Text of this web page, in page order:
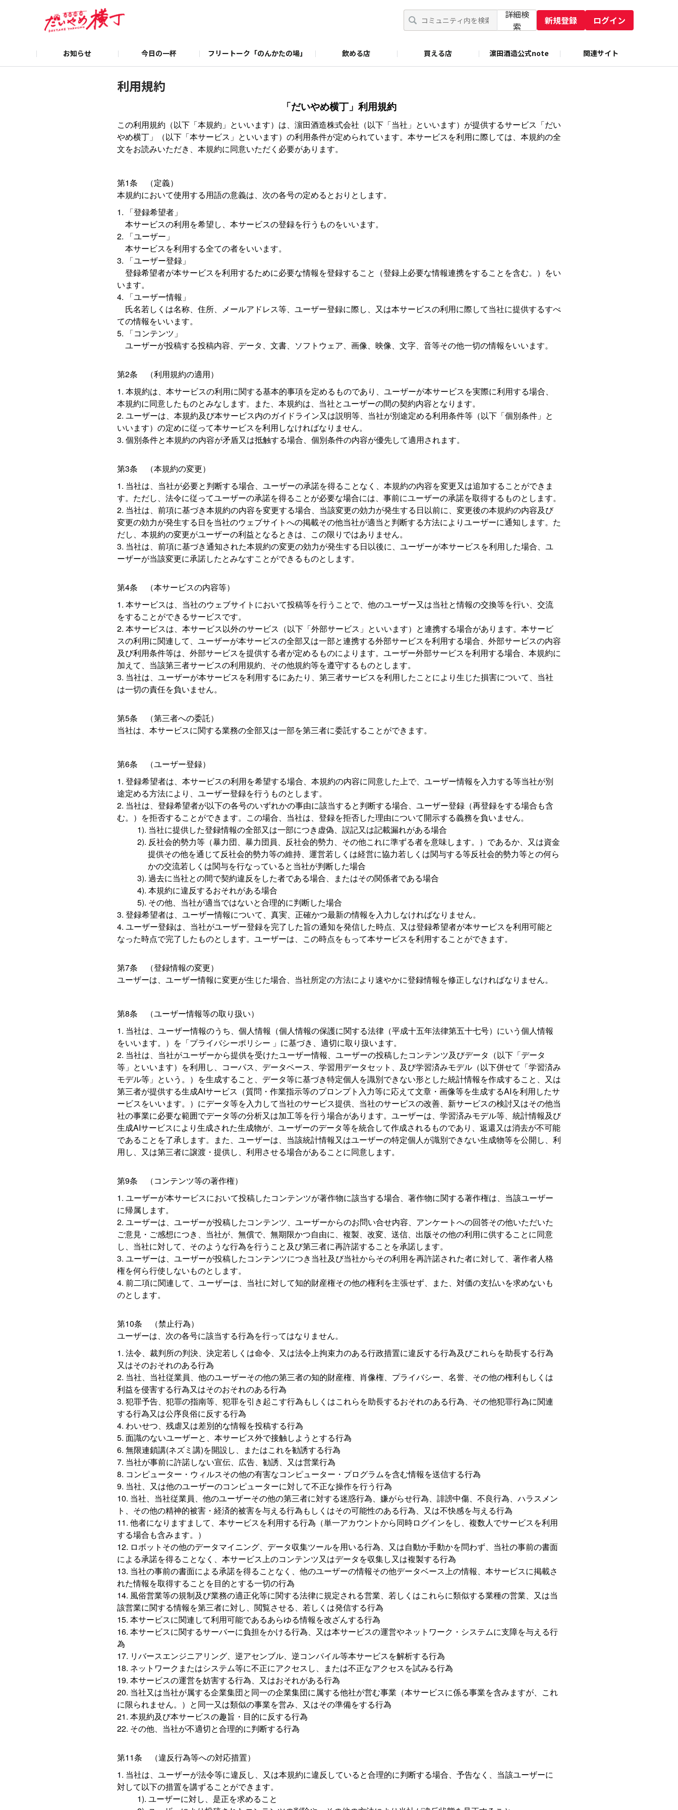
詳細検
索
新規登録 ログイン
お知らせ 今日の一杯 フリートーク「のんかたの場」 飲める店 買える店 濵田酒造公式note 関連サイト
利用規約
「だいやめ横丁」利用規約
この利用規約（以下「本規約」といいます）は、濵田酒造株式会社（以下「当社」といいます）が提供するサービス「だい
やめ横丁」（以下「本サービス」といいます）の利用条件が定められています。本サービスを利用に際しては、本規約の全
文をお読みいただき、本規約に同意いただく必要があります。
第1条 （定義）
本規約において使用する用語の意義は、次の各号の定めるとおりとします。
「登録希望者」
本サービスの利用を希望し、本サービスの登録を行うものをいいます。
「ユーザー」
本サービスを利用する全ての者をいいます。
「ユーザー登録」
登録希望者が本サービスを利用するために必要な情報を登録すること（登録上必要な情報連携をすることを含む。）をい
います。
「ユーザー情報」
氏名若しくは名称、住所、メールアドレス等、ユーザー登録に際し、又は本サービスの利用に際して当社に提供するすべ
ての情報をいいます。
「コンテンツ」
ユーザーが投稿する投稿内容、データ、文書、ソフトウェア、画像、映像、文字、音等その他一切の情報をいいます。
第2条 （利用規約の適用）
本規約は、本サービスの利用に関する基本的事項を定めるものであり、ユーザーが本サービスを実際に利用する場合、
本規約に同意したものとみなします。また、本規約は、当社とユーザーの間の契約内容となります。
ユーザーは、本規約及び本サービス内のガイドライン又は説明等、当社が別途定める利用条件等（以下「個別条件」と
いいます）の定めに従って本サービスを利用しなければなりません。
個別条件と本規約の内容が矛盾又は抵触する場合、個別条件の内容が優先して適用されます。
第3条 （本規約の変更）
当社は、当社が必要と判断する場合、ユーザーの承諾を得ることなく、本規約の内容を変更又は追加することができま
す。ただし、法令に従ってユーザーの承諾を得ることが必要な場合には、事前にユーザーの承諾を取得するものとします。
当社は、前項に基づき本規約の内容を変更する場合、当該変更の効力が発生する日以前に、変更後の本規約の内容及び
変更の効力が発生する日を当社のウェブサイトへの掲載その他当社が適当と判断する方法によりユーザーに通知します。た
だし、本規約の変更がユーザーの利益となるときは、この限りではありません。
当社は、前項に基づき通知された本規約の変更の効力が発生する日以後に、ユーザーが本サービスを利用した場合、ユ
ーザーが当該変更に承諾したとみなすことができるものとします。
第4条 （本サービスの内容等）
本サービスは、当社のウェブサイトにおいて投稿等を行うことで、他のユーザー又は当社と情報の交換等を行い、交流
をすることができるサービスです。
本サービスは、本サービス以外のサービス（以下「外部サービス」といいます）と連携する場合があります。本サービ
スの利用に関連して、ユーザーが本サービスの全部又は一部と連携する外部サービスを利用する場合、外部サービスの内容
及び利用条件等は、外部サービスを提供する者が定めるものによります。ユーザー外部サービスを利用する場合、本規約に
加えて、当該第三者サービスの利用規約、その他規約等を遵守するものとします。
当社は、ユーザーが本サービスを利用するにあたり、第三者サービスを利用したことにより生じた損害について、当社
は一切の責任を負いません。
第5条 （第三者への委託）
当社は、本サービスに関する業務の全部又は一部を第三者に委託することができます。
第6条 （ユーザー登録）
登録希望者は、本サービスの利用を希望する場合、本規約の内容に同意した上で、ユーザー情報を入力する等当社が別
途定める方法により、ユーザー登録を行うものとします。
当社は、登録希望者が以下の各号のいずれかの事由に該当すると判断する場合、ユーザー登録（再登録をする場合も含
む。）を拒否することができます。この場合、当社は、登録を拒否した理由について開示する義務を負いません。
当社に提供した登録情報の全部又は一部につき虚偽、誤記又は記載漏れがある場合
反社会的勢力等（暴力団、暴力団員、反社会的勢力、その他これに準ずる者を意味します。）であるか、又は資金
提供その他を通じて反社会的勢力等の維持、運営若しくは経営に協力若しくは関与する等反社会的勢力等との何ら
かの交流若しくは関与を行なっていると当社が判断した場合
過去に当社との間で契約違反をした者である場合、またはその関係者である場合
本規約に違反するおそれがある場合
その他、当社が適当ではないと合理的に判断した場合
登録希望者は、ユーザー情報について、真実、正確かつ最新の情報を入力しなければなりません。
ユーザー登録は、当社がユーザー登録を完了した旨の通知を発信した時点、又は登録希望者が本サービスを利用可能と
なった時点で完了したものとします。ユーザーは、この時点をもって本サービスを利用することができます。
第7条 （登録情報の変更）
ユーザーは、ユーザー情報に変更が生じた場合、当社所定の方法により速やかに登録情報を修正しなければなりません。
第8条 （ユーザー情報等の取り扱い）
当社は、ユーザー情報のうち、個人情報（個人情報の保護に関する法律（平成十五年法律第五十七号）にいう個人情報
をいいます。）を「プライバシーポリシー 」に基づき、適切に取り扱います。
当社は、当社がユーザーから提供を受けたユーザー情報、ユーザーの投稿したコンテンツ及びデータ（以下「データ
等」といいます）を利用し、コーパス、データベース、学習用データセット、及び学習済みモデル（以下併せて「学習済み
モデル等」という。）を生成すること、データ等に基づき特定個人を識別できない形とした統計情報を作成すること、又は
第三者が提供する生成AIサービス（質問・作業指示等のプロンプト入力等に応えて文章・画像等を生成するAIを利用したサ
ービスをいいます。）にデータ等を入力して当社のサービス提供、当社のサービスの改善、新サービスの検討又はその他当
社の事業に必要な範囲でデータ等の分析又は加工等を行う場合があります。ユーザーは、学習済みモデル等、統計情報及び
生成AIサービスにより生成された生成物が、ユーザーのデータ等を統合して作成されるものであり、返還又は消去が不可能
であることを了承します。また、ユーザーは、当該統計情報又はユーザーの特定個人が識別できない生成物等を公開し、利
用し、又は第三者に譲渡・提供し、利用させる場合があることに同意します。
第9条 （コンテンツ等の著作権）
ユーザーが本サービスにおいて投稿したコンテンツが著作物に該当する場合、著作物に関する著作権は、当該ユーザー
に帰属します。
ユーザーは、ユーザーが投稿したコンテンツ、ユーザーからのお問い合せ内容、アンケートへの回答その他いただいた
ご意見・ご感想につき、当社が、無償で、無期限かつ自由に、複製、改変、送信、出版その他の利用に供することに同意
し、当社に対して、そのような行為を行うこと及び第三者に再許諾することを承諾します。
ユーザーは、ユーザーが投稿したコンテンツにつき当社及び当社からその利用を再許諾された者に対して、著作者人格
権を何ら行使しないものとします。
前二項に関連して、ユーザーは、当社に対して知的財産権その他の権利を主張せず、また、対価の支払いを求めないも
のとします。
第10条 （禁止行為）
ユーザーは、次の各号に該当する行為を行ってはなりません。
法令、裁判所の判決、決定若しくは命令、又は法令上拘束力のある行政措置に違反する行為及びこれらを助長する行為
又はそのおそれのある行為
当社、当社従業員、他のユーザーその他の第三者の知的財産権、肖像権、プライバシー、名誉、その他の権利もしくは
利益を侵害する行為又はそのおそれのある行為
犯罪予告、犯罪の指南等、犯罪を引き起こす行為もしくはこれらを助長するおそれのある行為、その他犯罪行為に関連
する行為又は公序良俗に反する行為
わいせつ、残虐又は差別的な情報を投稿する行為
面識のないユーザーと、本サービス外で接触しようとする行為
無限連鎖講(ネズミ講)を開設し、またはこれを勧誘する行為
当社が事前に許諾しない宣伝、広告、勧誘、又は営業行為
コンピューター・ウィルスその他の有害なコンピューター・プログラムを含む情報を送信する行為
当社、又は他のユーザーのコンピューターに対して不正な操作を行う行為
当社、当社従業員、他のユーザーその他の第三者に対する迷惑行為、嫌がらせ行為、誹謗中傷、不良行為、ハラスメン
ト、その他の精神的被害・経済的被害を与える行為もしくはその可能性のある行為、又は不快感を与える行為
他者になりますまして、本サービスを利用する行為（単一アカウントから同時ログインをし、複数人でサービスを利用
する場合も含みます。）
ロボットその他のデータマイニング、データ収集ツールを用いる行為、又は自動か手動かを問わず、当社の事前の書面
による承諾を得ることなく、本サービス上のコンテンツ又はデータを収集し又は複製する行為
当社の事前の書面による承諾を得ることなく、他のユーザーの情報その他データベース上の情報、本サービスに掲載さ
れた情報を取得することを目的とする一切の行為
風俗営業等の規制及び業務の適正化等に関する法律に規定される営業、若しくはこれらに類似する業種の営業、又は当
該営業に関する情報を第三者に対し、閲覧させる、若しくは発信する行為
本サービスに関連して利用可能であるあらゆる情報を改ざんする行為
本サービスに関するサーバーに負担をかける行為、又は本サービスの運営やネットワーク・システムに支障を与える行
為
リバースエンジニアリング、逆アセンブル、逆コンパイル等本サービスを解析する行為
ネットワークまたはシステム等に不正にアクセスし、または不正なアクセスを試みる行為
本サービスの運営を妨害する行為、又はおそれがある行為
当社又は当社が属する企業集団と同一の企業集団に属する他社が営む事業（本サービスに係る事業を含みますが、これ
に限られません。）と同一又は類似の事業を営み、又はその準備をする行為
本規約及び本サービスの趣旨・目的に反する行為
その他、当社が不適切と合理的に判断する行為
第11条 （違反行為等への対応措置）
当社は、ユーザーが法令等に違反し、又は本規約に違反していると合理的に判断する場合、予告なく、当該ユーザーに
対して以下の措置を講ずることができます。
ユーザーに対し、是正を求めること